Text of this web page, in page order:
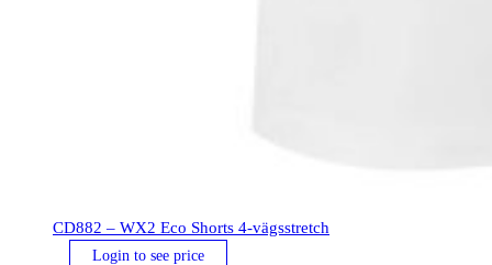
CD882 – WX2 Eco Shorts 4-vägsstretch
Login to see price